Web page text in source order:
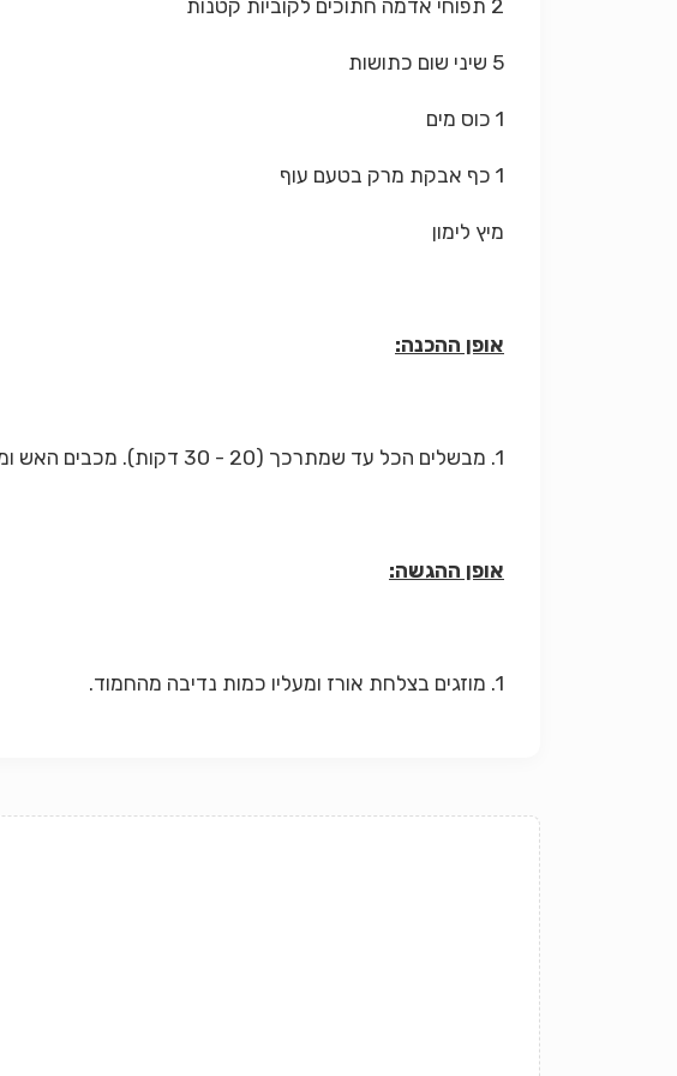
2 תפוחי אדמה חתוכים לקוביות קטנות
5 שיני שום כתושות
1 כוס מים
1 כף אבקת מרק בטעם עוף
מיץ לימון
אופן ההכנה:
1. מבשלים הכל עד שמתרכך (20 - 30 דקות). מכבים האש ומוסיפים מיץ לימון לפי הטעם (בין חצי לימון ללימון שלם). צריך לצאת חמוץ.
אופן ההגשה:
1. מוזגים בצלחת אורז ומעליו כמות נדיבה מהחמוד.